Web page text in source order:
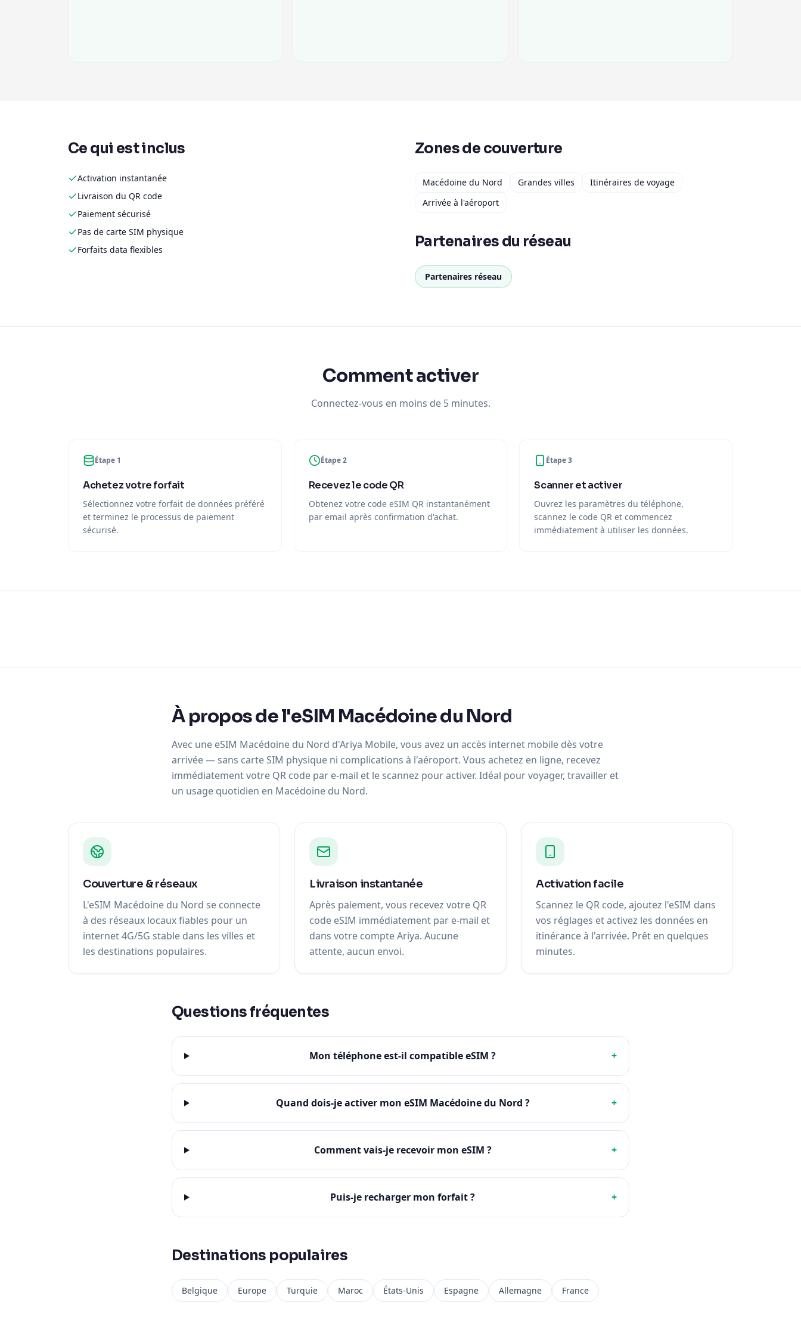
Ce qui est inclus
Activation instantanée
Livraison du QR code
Paiement sécurisé
Pas de carte SIM physique
Forfaits data flexibles
Zones de couverture
Macédoine du Nord Grandes villes
Itinéraires de voyage
Arrivée à l'aéroport
Partenaires du réseau
Partenaires réseau
Comment activer
Connectez-vous en moins de 5 minutes.
Étape 1
Achetez votre forfait
Sélectionnez votre forfait de données préféré
et terminez le processus de paiement
sécurisé.
Étape 2
Recevez le code QR
Obtenez votre code eSIM QR instantanément
par email après confirmation d'achat.
Étape 3
Scanner et activer
Ouvrez les paramètres du téléphone,
scannez le code QR et commencez
immédiatement à utiliser les données.
À propos de l'eSIM Macédoine du Nord
Avec une eSIM Macédoine du Nord d'Ariya Mobile, vous avez un accès internet mobile dès votre
arrivée — sans carte SIM physique ni complications à l'aéroport. Vous achetez en ligne, recevez
immédiatement votre QR code par e-mail et le scannez pour activer. Idéal pour voyager, travailler et
un usage quotidien en Macédoine du Nord.
Couverture & réseaux
L'eSIM Macédoine du Nord se connecte
à des réseaux locaux fiables pour un
internet 4G/5G stable dans les villes et
les destinations populaires.
Livraison instantanée
Après paiement, vous recevez votre QR
code eSIM immédiatement par e-mail et
dans votre compte Ariya. Aucune
attente, aucun envoi.
Activation facile
Scannez le QR code, ajoutez l'eSIM dans
vos réglages et activez les données en
itinérance à l'arrivée. Prêt en quelques
minutes.
Questions fréquentes
Mon téléphone est-il compatible eSIM ? +
Quand dois-je activer mon eSIM Macédoine du Nord ? +
Comment vais-je recevoir mon eSIM ? +
Puis-je recharger mon forfait ? +
Destinations populaires
Belgique Europe Turquie Maroc États-Unis Espagne Allemagne France